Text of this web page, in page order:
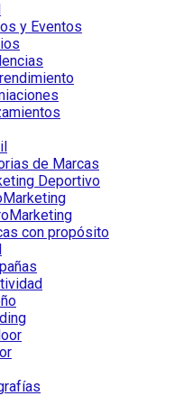
y Eventos
de Marcas
Deportivo
con propósito